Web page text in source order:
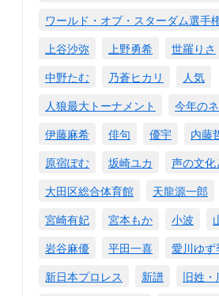
ワールド・オブ・スターダム選手
上谷沙弥
上野勇希 世羅りさ
中野たむ
乃蒼ヒカリ
人気
人狼最大トーナメント
今年の
伊藤麻希
俳句 優宇 内藤
原宿ぽむ
坂崎ユカ
声の文
大田区総合体育館
天龍源一郎
宮崎有妃
宮本もか 小波
岩谷麻優
平田一喜 愛川ゆず
新日本プロレス
新譜
旧姓・